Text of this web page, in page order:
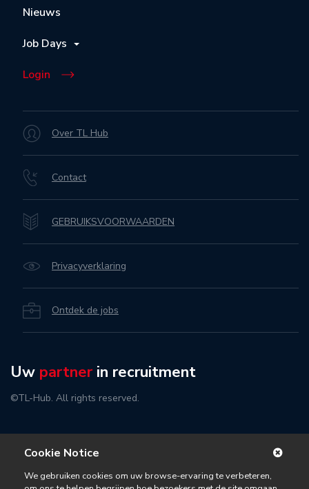
Nieuws
Job Days
Login
Over TL Hub
Contact
GEBRUIKSVOORWAARDEN
Privacyverklaring
Ontdek de jobs
Uw partner in recruitment
©TL-Hub. All rights reserved.
Cookie Notice
We gebruiken cookies om uw browse-ervaring te verbeteren,